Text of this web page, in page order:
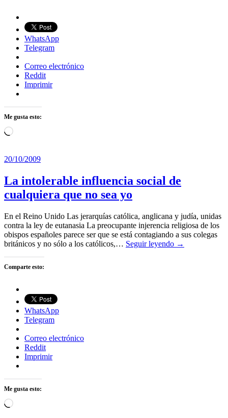
WhatsApp
Telegram
Correo electrónico
Reddit
Imprimir
Me gusta esto:
Cargando...
20/10/2009
La intolerable influencia social de
cualquiera que no sea yo
En el Reino Unido Las jerarquías católica, anglicana y judía, unidas
contra la ley de eutanasia La preocupante injerencia religiosa de los
obispos españoles parece ser que se está contagiando a sus colegas
británicos y no sólo a los católicos,… Seguir leyendo →
Comparte esto:
WhatsApp
Telegram
Correo electrónico
Reddit
Imprimir
Me gusta esto:
Cargando...